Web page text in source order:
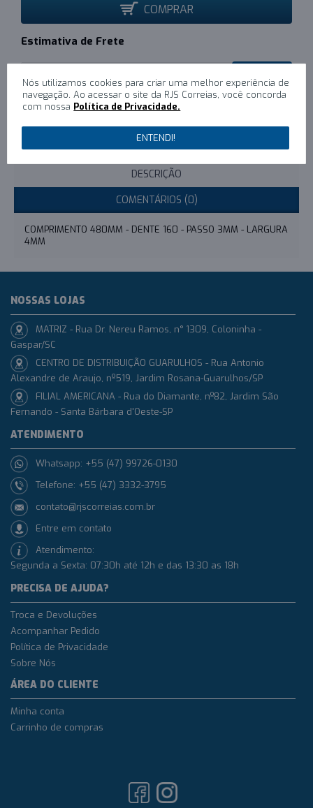
COMPRAR
Estimativa de Frete
Escreva um comentário
DESCRIÇÃO
COMENTÁRIOS (0)
COMPRIMENTO 480MM - DENTE 160 - PASSO 3MM - LARGURA
4MM
Nós utilizamos cookies para criar uma melhor experiência de
navegação. Ao acessar o site da RJS Correias, você concorda
com nossa Política de Privacidade.
ENTENDI!
NOSSAS LOJAS
MATRIZ - Rua Dr. Nereu Ramos, n° 1309, Coloninha -
Gaspar/SC
CENTRO DE DISTRIBUIÇÃO GUARULHOS - Rua Antonio
Alexandre de Araujo, nº519, Jardim Rosana-Guarulhos/SP
FILIAL AMERICANA - Rua do Diamante, nº82, Jardim São
Fernando - Santa Bárbara d'Oeste-SP
ATENDIMENTO
Whatsapp: +55 (47) 99726-0130
Telefone: +55 (47) 3332-3795
contato@rjscorreias.com.br
Entre em contato
Atendimento:
Segunda a Sexta: 07:30h até 12h e das 13:30 as 18h
PRECISA DE AJUDA?
Troca e Devoluções
Acompanhar Pedido
Política de Privacidade
Sobre Nós
ÁREA DO CLIENTE
Minha conta
Carrinho de compras